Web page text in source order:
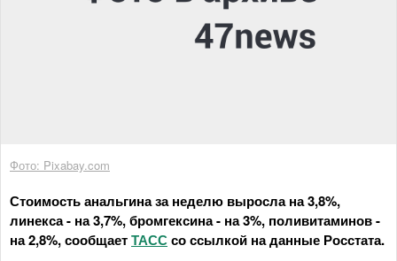
Фото: Pixabay.com
Стоимость анальгина за неделю выросла на 3,8%,
линекса - на 3,7%, бромгексина - на 3%, поливитаминов -
на 2,8%, сообщаетТАССсо ссылкой на данные Росстата.